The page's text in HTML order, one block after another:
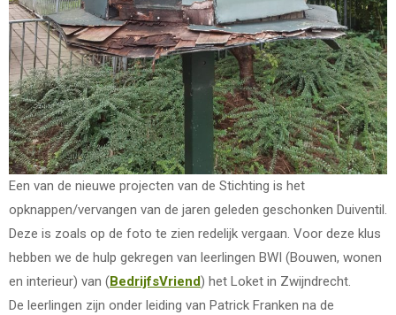
Een van de nieuwe projecten van de Stichting is het
opknappen/vervangen van de jaren geleden geschonken Duiventil.
Deze is zoals op de foto te zien redelijk vergaan. Voor deze klus
hebben we de hulp gekregen van leerlingen BWI (Bouwen, wonen
en interieur) van (BedrijfsVriend) het Loket in Zwijndrecht.
De leerlingen zijn onder leiding van Patrick Franken na de